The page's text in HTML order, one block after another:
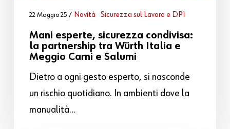
22 Maggio 25 Novità Sicurezza sul Lavoro e DPI
Mani esperte, sicurezza condivisa:
la partnership tra Würth Italia e
Meggio Carni e Salumi
Dietro a ogni gesto esperto, si nasconde
un rischio quotidiano. In ambienti dove la
manualità…